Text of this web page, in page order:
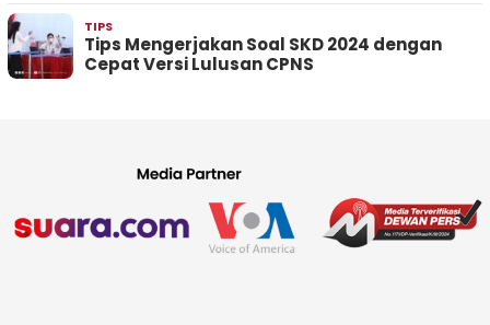
TIPS
Tips Mengerjakan Soal SKD 2024 dengan
Cepat Versi Lulusan CPNS